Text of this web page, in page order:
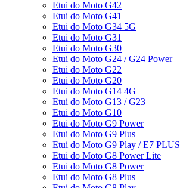
Etui do Moto G42
Etui do Moto G41
Etui do Moto G34 5G
Etui do Moto G31
Etui do Moto G30
Etui do Moto G24 / G24 Power
Etui do Moto G22
Etui do Moto G20
Etui do Moto G14 4G
Etui do Moto G13 / G23
Etui do Moto G10
Etui do Moto G9 Power
Etui do Moto G9 Plus
Etui do Moto G9 Play / E7 PLUS
Etui do Moto G8 Power Lite
Etui do Moto G8 Power
Etui do Moto G8 Plus